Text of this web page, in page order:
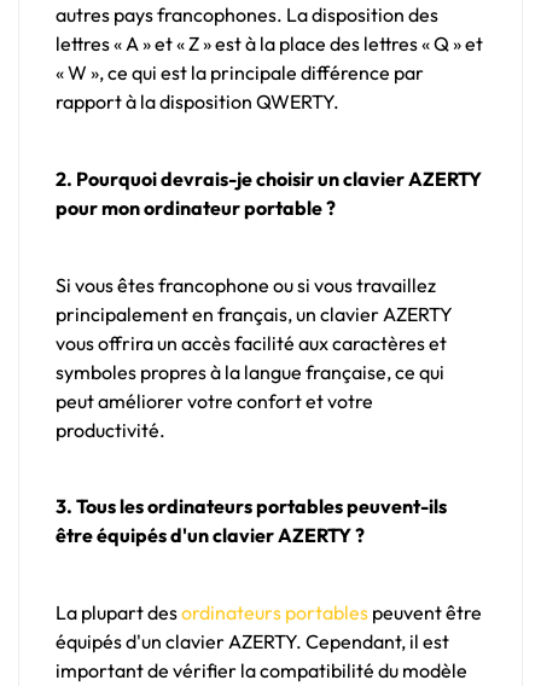
autres pays francophones. La disposition des
lettres « A » et « Z » est à la place des lettres « Q » et
« W », ce qui est la principale différence par
rapport à la disposition QWERTY.
2. Pourquoi devrais-je choisir un clavier AZERTY
pour mon ordinateur portable ?
Si vous êtes francophone ou si vous travaillez
principalement en français, un clavier AZERTY
vous offrira un accès facilité aux caractères et
symboles propres à la langue française, ce qui
peut améliorer votre confort et votre
productivité.
3. Tous les ordinateurs portables peuvent-ils
être équipés d'un clavier AZERTY ?
La plupart desordinateurs portables peuvent être
équipés d'un clavier AZERTY. Cependant, il est
important de vérifier la compatibilité du modèle